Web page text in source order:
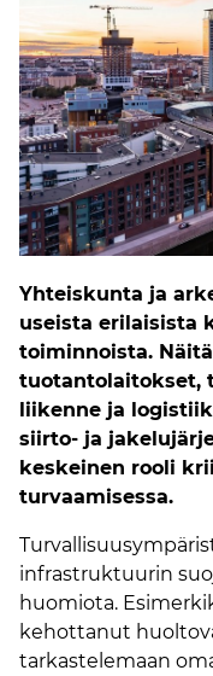
Yhteiskunta ja
useista erilaisista
toiminnoista.
tuotantolaitokset,
liikenne ja
siirto- ja
keskeinen rooli
turvaamisessa.
infrastruktuurin
huomiota.
kehottanut
tarkastelemaan